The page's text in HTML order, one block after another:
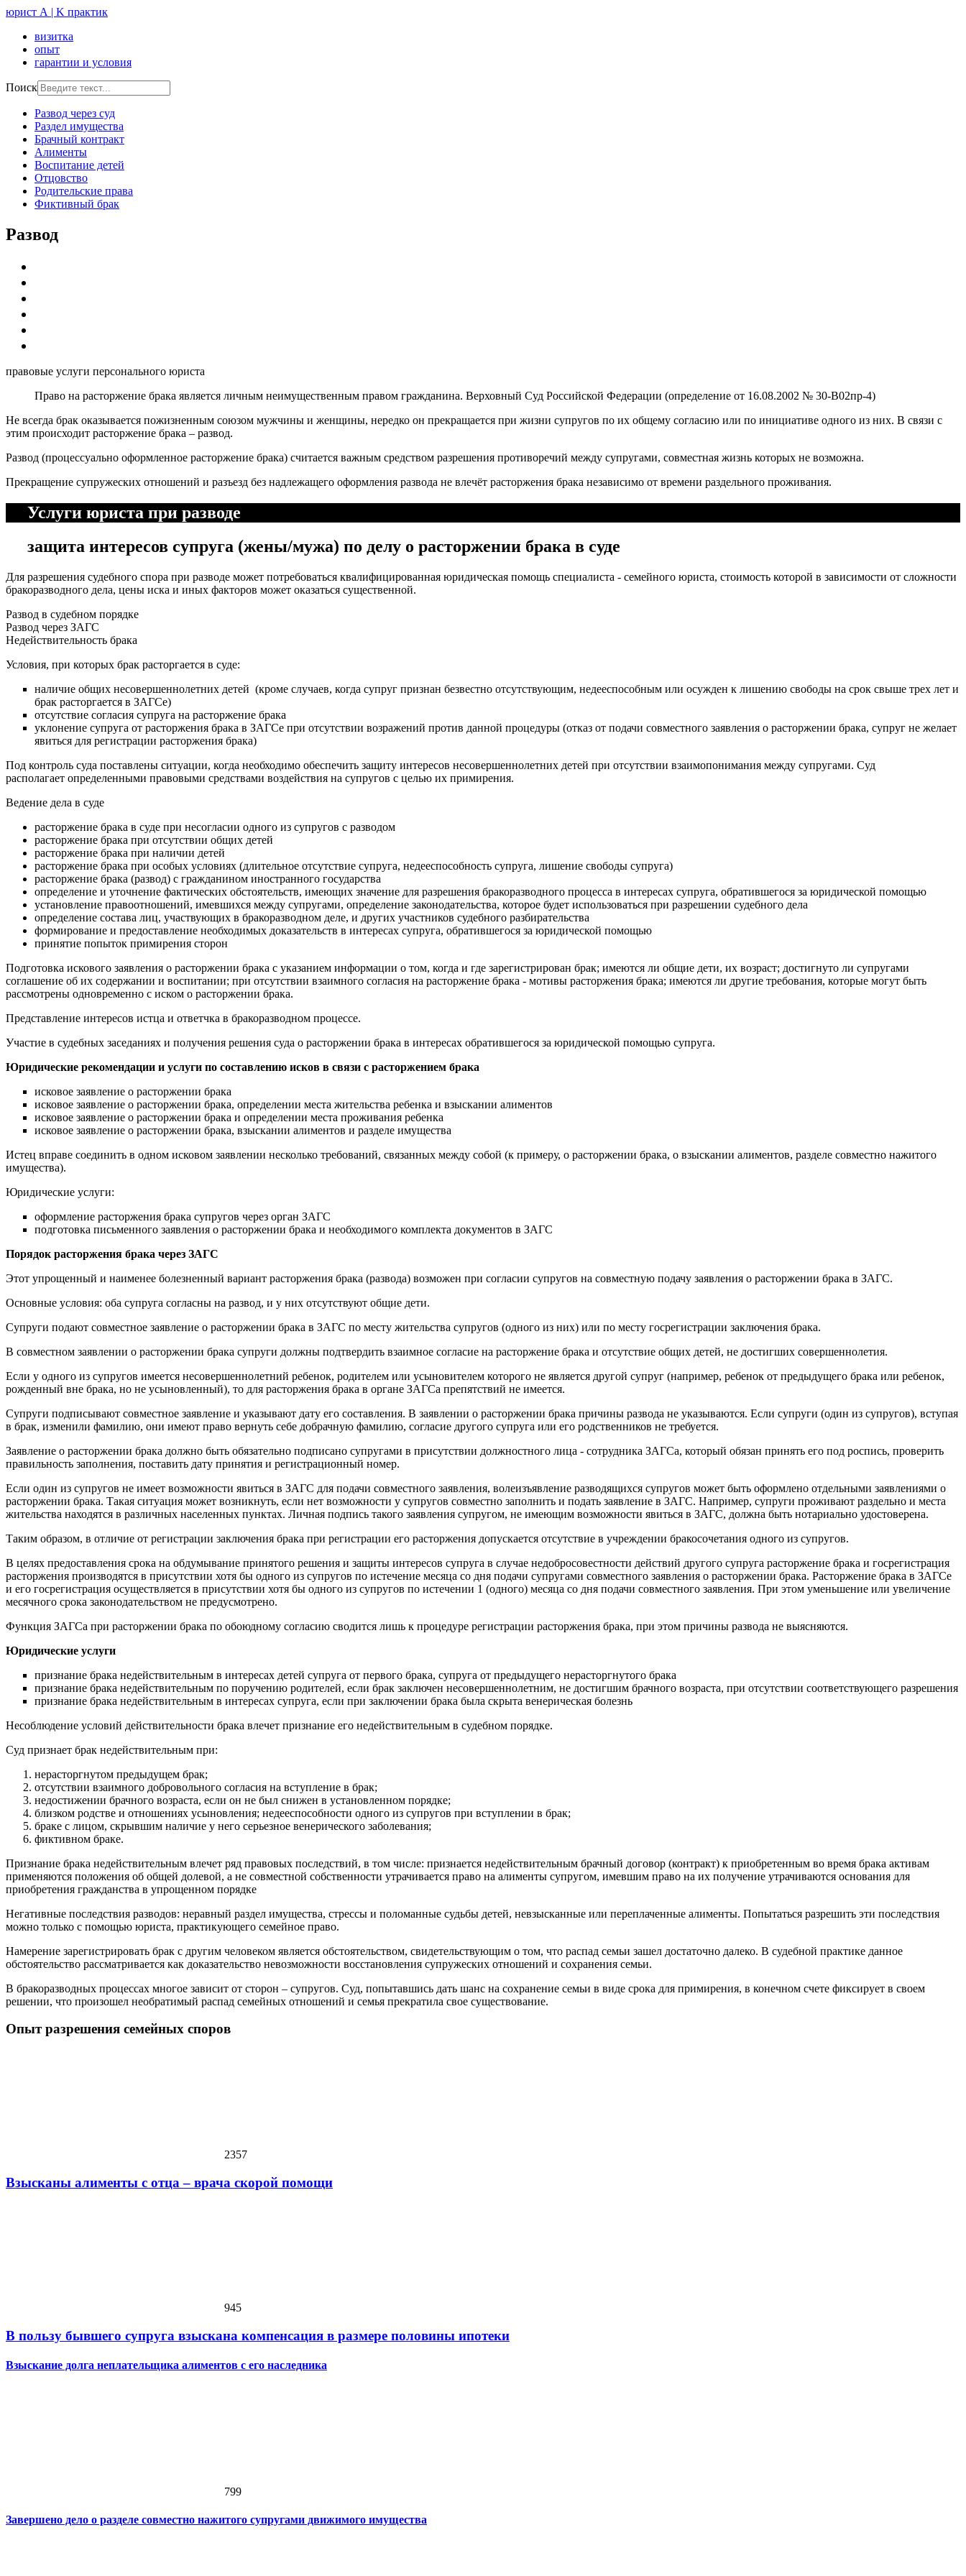
юрист А | K практик
визитка
опыт
гарантии и условия
Поиск
Развод через суд
Раздел имущества
Брачный контракт
Алименты
Воспитание детей
Отцовство
Родительские права
Фиктивный брак
Развод
правовые услуги персонального юриста
Право на расторжение брака является личным неимущественным правом гражданина. Верховный Суд Российской Федерации (определение от 16.08.2002 № 30-В02пр-4)
Не всегда брак оказывается пожизненным союзом мужчины и женщины, нередко он прекращается при жизни супругов по их общему согласию или по инициативе одного из них. В связи с
этим происходит расторжение брака – развод.
Развод (процессуально оформленное расторжение брака) считается важным средством разрешения противоречий между супругами, совместная жизнь которых не возможна.
Прекращение супружеских отношений и разъезд без надлежащего оформления развода не влечёт расторжения брака независимо от времени раздельного проживания.
Услуги юриста при разводе
защита интересов супруга (жены/мужа) по делу о расторжении брака в суде
Для разрешения судебного спора при разводе может потребоваться квалифицированная юридическая помощь специалиста - семейного юриста, стоимость которой в зависимости от сложности
бракоразводного дела, цены иска и иных факторов может оказаться существенной.
Развод в судебном порядке
Развод через ЗАГС
Недействительность брака
Условия, при которых брак расторгается в суде:
наличие общих несовершеннолетних детей (кроме случаев, когда супруг признан безвестно отсутствующим, недееспособным или осужден к лишению свободы на срок свыше трех лет и
брак расторгается в ЗАГСе)
отсутствие согласия супруга на расторжение брака
уклонение супруга от расторжения брака в ЗАГСе при отсутствии возражений против данной процедуры (отказ от подачи совместного заявления о расторжении брака, супруг не желает
явиться для регистрации расторжения брака)
Под контроль суда поставлены ситуации, когда необходимо обеспечить защиту интересов несовершеннолетних детей при отсутствии взаимопонимания между супругами. Суд
располагает определенными правовыми средствами воздействия на супругов с целью их примирения.
Ведение дела в суде
расторжение брака в суде при несогласии одного из супругов с разводом
расторжение брака при отсутствии общих детей
расторжение брака при наличии детей
расторжение брака при особых условиях (длительное отсутствие супруга, недееспособность супруга, лишение свободы супруга)
расторжение брака (развод) с гражданином иностранного государства
определение и уточнение фактических обстоятельств, имеющих значение для разрешения бракоразводного процесса в интересах супруга, обратившегося за юридической помощью
установление правоотношений, имевшихся между супругами, определение законодательства, которое будет использоваться при разрешении судебного дела
определение состава лиц, участвующих в бракоразводном деле, и других участников судебного разбирательства
формирование и предоставление необходимых доказательств в интересах супруга, обратившегося за юридической помощью
принятие попыток примирения сторон
Подготовка искового заявления о расторжении брака с указанием информации о том, когда и где зарегистрирован брак; имеются ли общие дети, их возраст; достигнуто ли супругами
соглашение об их содержании и воспитании; при отсутствии взаимного согласия на расторжение брака - мотивы расторжения брака; имеются ли другие требования, которые могут быть
рассмотрены одновременно с иском о расторжении брака.
Представление интересов истца и ответчка в бракоразводном процессе.
Участие в судебных заседаниях и получения решения суда о расторжении брака в интересах обратившегося за юридической помощью супруга.
Юридические рекомендации и услуги по составлению исков в связи с расторжением брака
исковое заявление о расторжении брака
исковое заявление о расторжении брака, определении места жительства ребенка и взыскании алиментов
исковое заявление о расторжении брака и определении места проживания ребенка
исковое заявление о расторжении брака, взыскании алиментов и разделе имущества
Истец вправе соединить в одном исковом заявлении несколько требований, связанных между собой (к примеру, о расторжении брака, о взыскании алиментов, разделе совместно нажитого
имущества).
Юридические услуги:
оформление расторжения брака супругов через орган ЗАГС
подготовка письменного заявления о расторжении брака и необходимого комплекта документов в ЗАГС
Порядок расторжения брака через ЗАГС
Этот упрощенный и наименее болезненный вариант расторжения брака (развода) возможен при согласии супругов на совместную подачу заявления о расторжении брака в ЗАГС.
Основные условия: оба супруга согласны на развод, и у них отсутствуют общие дети.
Супруги подают совместное заявление о расторжении брака в ЗАГС по месту жительства супругов (одного из них) или по месту госрегистрации заключения брака.
В совместном заявлении о расторжении брака супруги должны подтвердить взаимное согласие на расторжение брака и отсутствие общих детей, не достигших совершеннолетия.
Если у одного из супругов имеется несовершеннолетний ребенок, родителем или усыновителем которого не является другой супруг (например, ребенок от предыдущего брака или ребенок,
рожденный вне брака, но не усыновленный), то для расторжения брака в органе ЗАГСа препятствий не имеется.
Супруги подписывают совместное заявление и указывают дату его составления. В заявлении о расторжении брака причины развода не указываются. Если супруги (один из супругов), вступая
в брак, изменили фамилию, они имеют право вернуть себе добрачную фамилию, согласие другого супруга или его родственников не требуется.
Заявление о расторжении брака должно быть обязательно подписано супругами в присутствии должностного лица - сотрудника ЗАГСа, который обязан принять его под роспись, проверить
правильность заполнения, поставить дату принятия и регистрационный номер.
Если один из супругов не имеет возможности явиться в ЗАГС для подачи совместного заявления, волеизъявление разводящихся супругов может быть оформлено отдельными заявлениями о
расторжении брака. Такая ситуация может возникнуть, если нет возможности у супругов совместно заполнить и подать заявление в ЗАГС. Например, супруги проживают раздельно и места
жительства находятся в различных населенных пунктах. Личная подпись такого заявления супругом, не имеющим возможности явиться в ЗАГС, должна быть нотариально удостоверена.
Таким образом, в отличие от регистрации заключения брака при регистрации его расторжения допускается отсутствие в учреждении бракосочетания одного из супругов.
В целях предоставления срока на обдумывание принятого решения и защиты интересов супруга в случае недобросовестности действий другого супруга расторжение брака и госрегистрация
расторжения производятся в присутствии хотя бы одного из супругов по истечение месяца со дня подачи супругами совместного заявления о расторжении брака. Расторжение брака в ЗАГСе
и его госрегистрация осуществляется в присутствии хотя бы одного из супругов по истечении 1 (одного) месяца со дня подачи совместного заявления. При этом уменьшение или увеличение
месячного срока законодательством не предусмотрено.
Функция ЗАГСа при расторжении брака по обоюдному согласию сводится лишь к процедуре регистрации расторжения брака, при этом причины развода не выясняются.
Юридические услуги
признание брака недействительным в интересах детей супруга от первого брака, супруга от предыдущего нерасторгнутого брака
признание брака недействительным по поручению родителей, если брак заключен несовершеннолетним, не достигшим брачного возраста, при отсутствии соответствующего разрешения
признание брака недействительным в интересах супруга, если при заключении брака была скрыта венерическая болезнь
Несоблюдение условий действительности брака влечет признание его недействительным в судебном порядке.
Суд признает брак недействительным при:
нерасторгнутом предыдущем брак;
отсутствии взаимного добровольного согласия на вступление в брак;
недостижении брачного возраста, если он не был снижен в установленном порядке;
близком родстве и отношениях усыновления; недееспособности одного из супругов при вступлении в брак;
браке с лицом, скрывшим наличие у него серьезное венерического заболевания;
фиктивном браке.
Признание брака недействительным влечет ряд правовых последствий, в том числе: признается недействительным брачный договор (контракт) к приобретенным во время брака активам
применяются положения об общей долевой, а не совместной собственности утрачивается право на алименты супругом, имевшим право на их получение утрачиваются основания для
приобретения гражданства в упрощенном порядке
Негативные последствия разводов: неравный раздел имущества, стрессы и поломанные судьбы детей, невзысканные или переплаченные алименты. Попытаться разрешить эти последствия
можно только с помощью юриста, практикующего семейное право.
Намерение зарегистрировать брак с другим человеком является обстоятельством, свидетельствующим о том, что распад семьи зашел достаточно далеко. В судебной практике данное
обстоятельство рассматривается как доказательство невозможности восстановления супружеских отношений и сохранения семьи.
В бракоразводных процессах многое зависит от сторон – супругов. Суд, попытавшись дать шанс на сохранение семьи в виде срока для примирения, в конечном счете фиксирует в своем
решении, что произошел необратимый распад семейных отношений и семья прекратила свое существование.
Опыт разрешения семейных споров
2357
Взысканы алименты с отца – врача скорой помощи
945
В пользу бывшего супруга взыскана компенсация в размере половины ипотеки
Взыскание долга неплательщика алиментов с его наследника
799
Завершено дело о разделе совместно нажитого супругами движимого имущества